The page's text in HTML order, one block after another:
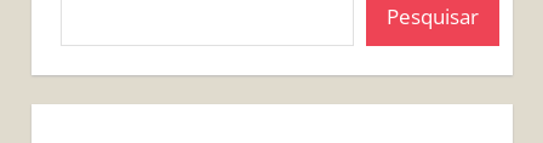
Pesquisar